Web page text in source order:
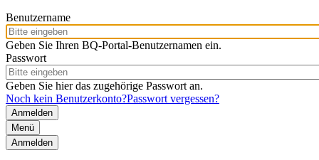
Benutzername
Geben Sie Ihren BQ-Portal-Benutzernamen ein.
Passwort
Geben Sie hier das zugehörige Passwort an.
Noch kein Benutzerkonto?Passwort vergessen?
Menü
Anmelden